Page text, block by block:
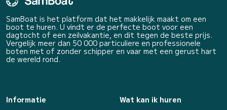
SamBoat is het platform dat het makkelijk maakt om een
boot te huren. U vindt er de perfecte boot voor een
dagtocht of een zeilvakantie, en dit tegen de beste prijs.
Vergelijk meer dan 50 000 particuliere en professionele
boten met of zonder schipper en vaar met een gerust hart
de wereld rond.
Informatie
Wat kan ik huren